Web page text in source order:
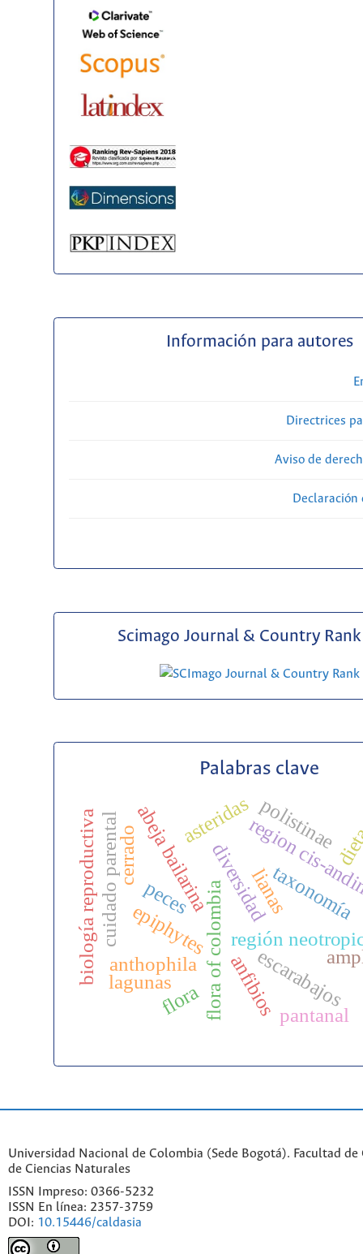
Información para autores
Directrices
Aviso de
Scimago Journal & Country Rank
Palabras clave
epiphytes
lianas
flora of colombia
region cis-
región
escarabajos
taxonomía
abeja bailarina
anthophila
biología reproductivacuidado parental
anfibios
diversidad
peces
lagunas
polistinae
asteridas
cerrado
flora pantanal
Universidad Nacional de Colombia (Sede Bogotá). Facultad
de Ciencias Naturales
ISSN Impreso: 0366-5232
ISSN En línea: 2357-3759
DOI: 10.15446/caldasia